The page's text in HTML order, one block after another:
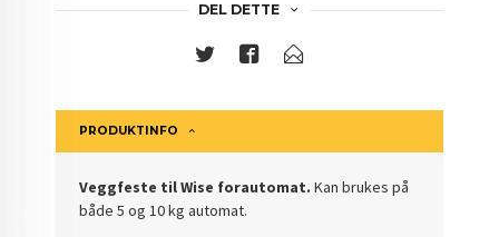
DEL DETTE
PRODUKTINFO
Veggfeste til Wise forautomat. Kan brukes på
både 5 og 10 kg automat.